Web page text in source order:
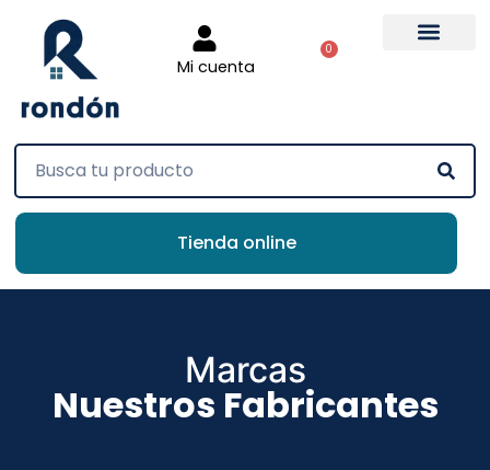
Mi cuenta
0
Tienda online
Marcas
Nuestros Fabricantes